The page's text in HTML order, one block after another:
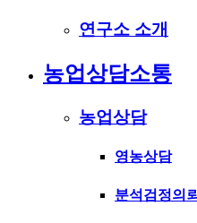
연구소 소개
농업상담소통
농업상담
영농상담
분석검정의뢰